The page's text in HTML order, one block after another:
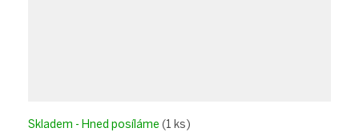
Skladem - Hned posíláme (1 ks)